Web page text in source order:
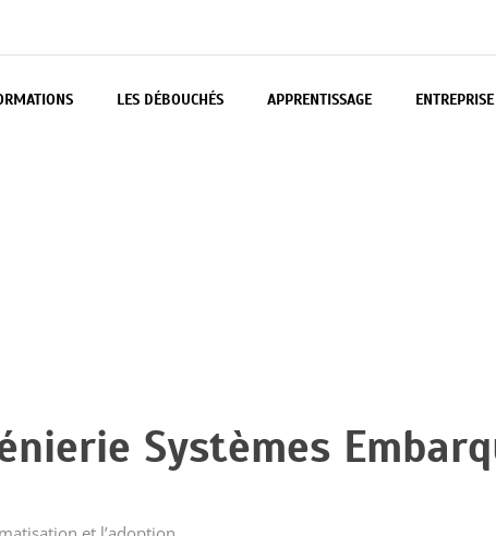
LES DÉBOUCHÉS APPRENTISSAGE ENTREPRISE
Systèmes